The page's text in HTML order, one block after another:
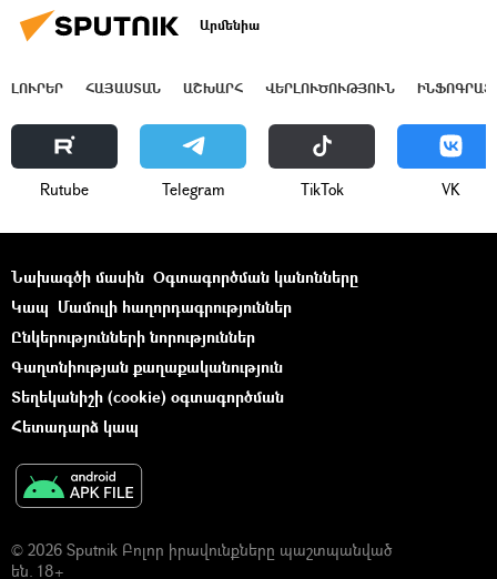
Արմենիա
ԼՈՒՐԵՐ ՀԱՅԱՍՏԱՆ ԱՇԽԱՐՀ ՎԵՐԼՈՒԾՈՒԹՅՈՒՆ
Rutube Telegram ТikТоk VK
Նախագծի մասին Օգտագործման կանոնները
Կապ Մամուլի հաղորդագրություններ
Ընկերությունների նորություններ
Գաղտնիության քաղաքականություն
Տեղեկանիշի (cookie) օգտագործման
Հետադարձ կապ
© 2026 Sputnik Բոլոր իրավունքները պաշտպանված
են. 18+